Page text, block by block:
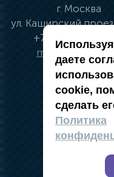
г. Москва
ул. Каширский
+7 (495) 134-41-
политика
даете
cookie,
сделать
Политика